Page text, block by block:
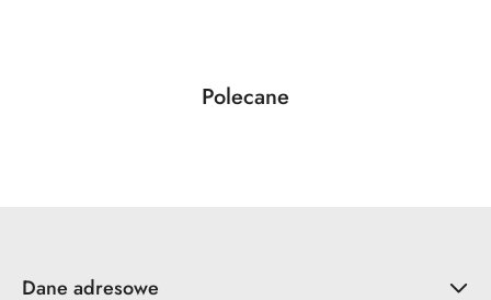
Pomiń karuzelę produktów
Produkty
Polecane
Dane adresowe